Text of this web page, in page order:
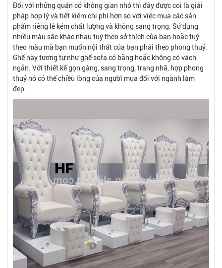
Đối với những quán có không gian nhỏ thì đây được coi là giải
pháp hợp lý và tiết kiệm chi phí hơn so với việc mua các sản
phẩm riêng lẻ kém chất lượng và không sang trọng. Sử dụng
nhiều màu sắc khác nhau tuỳ theo sở thích của bạn hoặc tuỳ
theo màu mà bạn muốn nội thất của bạn phải theo phong thuỷ.
Ghế này tương tự như ghế sofa có băng hoặc không có vách
ngăn. Với thiết kế gọn gàng, sang trọng, trang nhã, hợp phong
thuỷ nó có thể chiều lòng của người mua đối với ngành làm
đẹp.